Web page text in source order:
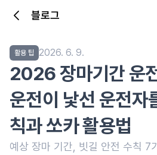
블로그
활용 팁 2026. 6. 9.
2026 장마기간 운
운전이 낯선 운전자
칙과 쏘카 활용법
예상 장마 기간, 빗길 안전 수칙 7